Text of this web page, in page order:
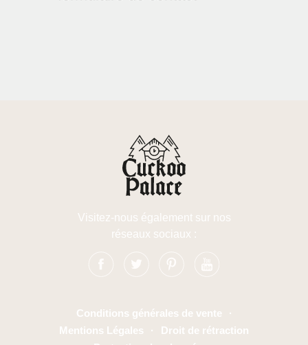
Visitez-nous également sur nos
réseaux sociaux :
Conditions générales de vente
·
Mentions Légales
·
Droit de rétraction